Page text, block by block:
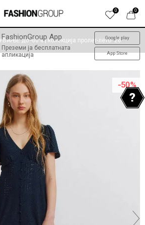
0
0
FashionGroup App
Преземи ја бесплатната
апликација
Google play
App Store
до -60% | колекција пролет-лето '26
-50%